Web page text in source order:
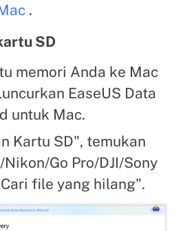
.
SD
memori Anda ke Mac
EaseUS Data
untuk Mac.
Kartu SD", temukan
Go Pro/DJI/Sony
file yang hilang".